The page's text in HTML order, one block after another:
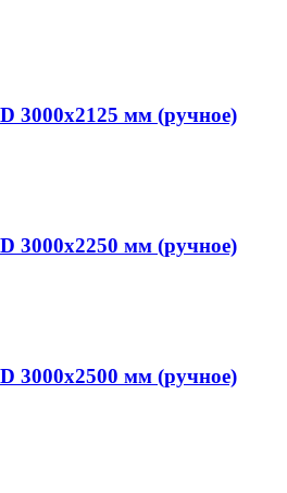
3000х2125 мм (ручное)
3000х2250 мм (ручное)
3000х2500 мм (ручное)